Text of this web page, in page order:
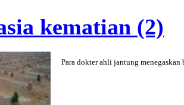
kematian (2)
Para dokter ahli jantung